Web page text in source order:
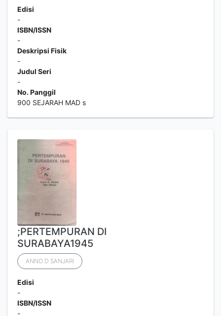
Edisi
-
ISBN/ISSN
-
Deskripsi Fisik
-
Judul Seri
-
No. Panggil
900 SEJARAH MAD s
;PERTEMPURAN DI
SURABAYA1945
ANNO D SANJARI
Edisi
-
ISBN/ISSN
-